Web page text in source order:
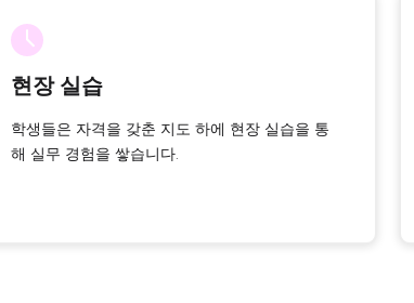
현장 실습
학생들은 자격을 갖춘 지도 하에 현장 실습을 통
해 실무 경험을 쌓습니다.